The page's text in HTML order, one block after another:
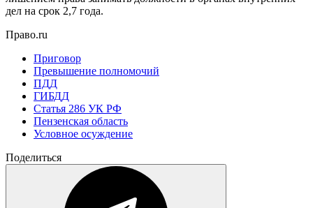
дел на срок 2,7 года.
Право.ru
Приговор
Превышение полномочий
ПДД
ГИБДД
Статья 286 УК РФ
Пензенская область
Условное осуждение
Поделиться